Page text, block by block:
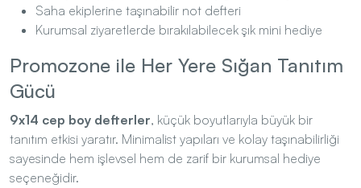
Saha ekiplerine taşınabilir not defteri
Kurumsal ziyaretlerde bırakılabilecek şık mini hediye
Promozone ile Her Yere Sığan Tanıtım
Gücü
9x14 cep boy defterler, küçük boyutlarıyla büyük bir
tanıtım etkisi yaratır. Minimalist yapıları ve kolay taşınabilirliği
sayesinde hem işlevsel hem de zarif bir kurumsal hediye
seçeneğidir.